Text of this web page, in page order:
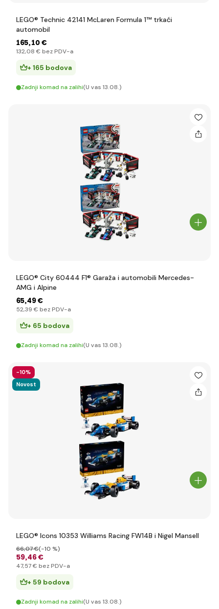
LEGO® Technic 42141 McLaren Formula 1™ trkaći
automobil
165,10 €
132,08 € bez PDV-a
+ 165 bodova
Zadnji komad na zalihi(U vas 13.08.)
LEGO® City 60444 F1® Garaža i automobili Mercedes-
AMG i Alpine
65,49 €
52,39 € bez PDV-a
+ 65 bodova
Zadnji komad na zalihi(U vas 13.08.)
-10%
Novost
LEGO® Icons 10353 Williams Racing FW14B i Nigel Mansell
59,46 €
66,07 €(-10 %)
47,57 € bez PDV-a
+ 59 bodova
Zadnji komad na zalihi(U vas 13.08.)